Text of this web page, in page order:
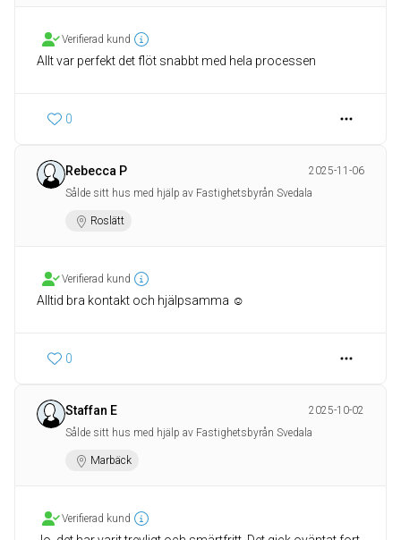
Verifierad kund
Allt var perfekt det flöt snabbt med hela processen
0
Rebecca P
2025-11-06
Sålde sitt hus med hjälp av Fastighetsbyrån Svedala
Roslätt
Verifierad kund
Alltid bra kontakt och hjälpsamma ☺️
0
Staffan E
2025-10-02
Sålde sitt hus med hjälp av Fastighetsbyrån Svedala
Marbäck
Verifierad kund